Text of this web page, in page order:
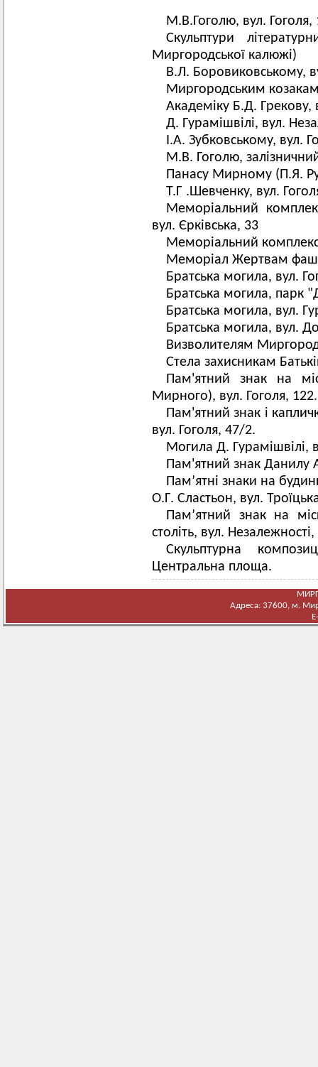
М.В.Гоголю, вул. Гоголя,
Скульптури
Миргородської калюжі)
В.Л. Боровиковському,
Миргородським
Академіку Б.Д. Грекову,
Д. Гурамішвілі, вул.
І.А. Зубковському, вул.
М.В. Гоголю,
Панасу Мирному (П.Я.
Т.Г .Шевченку, вул.
Меморіальний
вул. Єрківська, 33
Меморіальний комплекс
Меморіал Жертвам
Братська могила, вул.
Братська могила, парк
Братська могила, вул.
Братська могила, вул.
Визволителям
Стела захисникам
Пам'ятний знак на
Мирного), вул. Гоголя, 122.
Пам'ятний знак і
вул. Гоголя, 47/2.
Могила Д. Гурамішвілі,
Пам'ятний знак Данилу
Пам’ятні знаки на
О.Г. Сластьон, вул.
Пам’ятний знак на
століть, вул. Незалежності,
Скульптурна
Центральна площа.
Адреса: 37600, м.